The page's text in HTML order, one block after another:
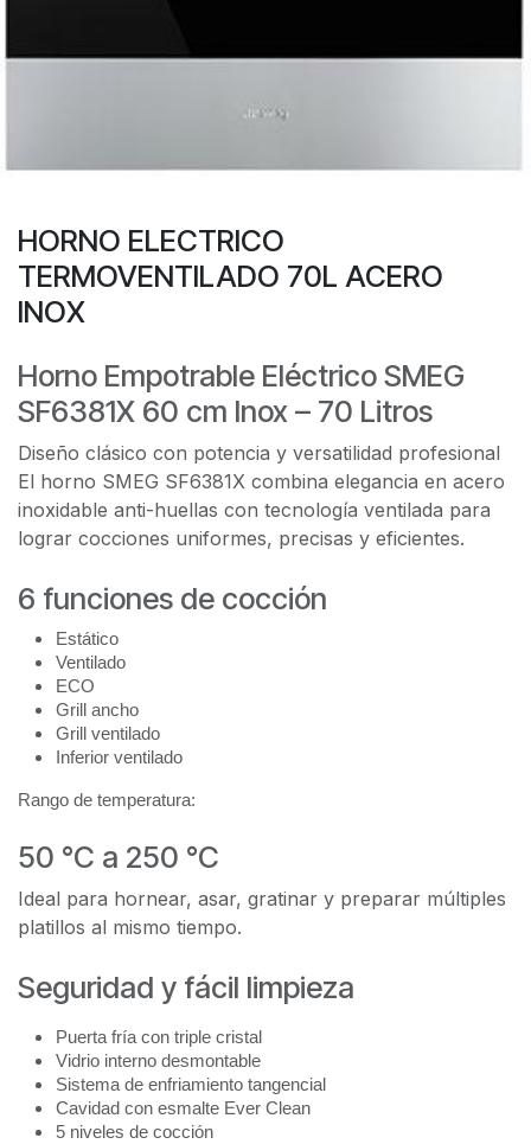
HORNO ELECTRICO
TERMOVENTILADO 70L ACERO
INOX
Horno Empotrable Eléctrico SMEG
SF6381X 60 cm Inox – 70 Litros
Diseño clásico con potencia y versatilidad profesional
El horno SMEG SF6381X combina elegancia en acero
inoxidable anti-huellas con tecnología ventilada para
lograr cocciones uniformes, precisas y eficientes.
6 funciones de cocción
Estático
Ventilado
ECO
Grill ancho
Grill ventilado
Inferior ventilado
Rango de temperatura:
50 °C a 250 °C
Ideal para hornear, asar, gratinar y preparar múltiples
platillos al mismo tiempo.
Seguridad y fácil limpieza
Puerta fría con triple cristal
Vidrio interno desmontable
Sistema de enfriamiento tangencial
Cavidad con esmalte Ever Clean
5 niveles de cocción